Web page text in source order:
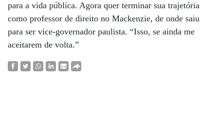
para a vida pública. Agora quer terminar sua trajetória
como professor de direito no Mackenzie, de onde saiu
para ser vice-governador paulista. “Isso, se ainda me
aceitarem de volta.”